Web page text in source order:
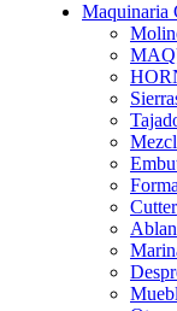
Maquinaria
Cutter